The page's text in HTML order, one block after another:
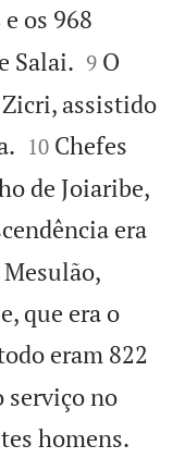
e os 968
Salai. 

9 O
assistido


10 Chefes
de Joiaribe,
era
que era o
eram 822
serviço no
homens.